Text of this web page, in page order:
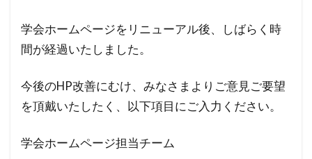
学会ホームページをリニューアル後、しばらく時
間が経過いたしました。
今後のHP改善にむけ、みなさまよりご意見ご要望
を頂戴いたしたく、以下項目にご入力ください。
学会ホームページ担当チーム